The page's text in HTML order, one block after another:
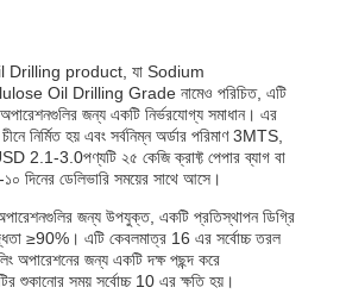
Drilling product, যা Sodium
Oil Drilling Grade নামেও পরিচিত, এটি
অপারেশনগুলির জন্য একটি নির্ভরযোগ্য সমাধান। এর
নির্মিত হয় এবং সর্বনিম্ন অর্ডার পরিমাণ 3MTS,
2.1-3.0পণ্যটি ২৫ কেজি ক্রাফ্ট পেপার ব্যাগ বা
দিনের ডেলিভারি সময়ের সাথে আসে।
অপারেশনগুলির জন্য উপযুক্ত, একটি প্রতিস্থাপন ডিগ্রি
≥90%। এটি কেবলমাত্র 16 এর সর্বোচ্চ তরল
অপারেশনের জন্য একটি দক্ষ পছন্দ করে
শুকানোর সময় সর্বোচ্চ 10 এর ক্ষতি হয়।